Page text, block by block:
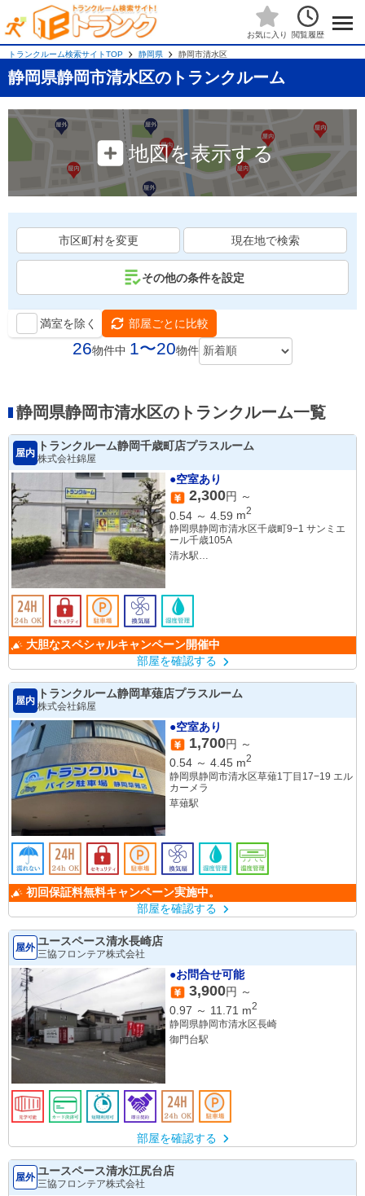
お気に入り 閲覧履歴
トランクルーム検索サイトTOP 静岡県 静岡市清水区
静岡県静岡市清水区のトランクルーム
地図を表示する
市区町村を変更 現在地で検索
その他の条件を設定
満室を除く 部屋ごとに比較
26物件中 1〜20物件
静岡県静岡市清水区のトランクルーム一覧
屋内
トランクルーム静岡千歳町店プラスルーム
株式会社錦屋
●空室あり
2,300円 ～
0.54 ～ 4.59 m2
静岡県静岡市清水区千歳町9−1 サンミエ
ール千歳105A
清水駅
大胆なスペシャルキャンペーン開催中
部屋を確認する
屋内
トランクルーム静岡草薙店プラスルーム
株式会社錦屋
●空室あり
1,700円 ～
0.54 ～ 4.45 m2
静岡県静岡市清水区草薙1丁目17−19 エル
カーメラ
草薙駅
初回保証料無料キャンペーン実施中。
部屋を確認する
屋外 ユースペース清水長崎店
三協フロンテア株式会社
●お問合せ可能
3,900円 ～
0.97 ～ 11.71 m2
静岡県静岡市清水区長崎
御門台駅
部屋を確認する
屋外 ユースペース清水江尻台店
三協フロンテア株式会社